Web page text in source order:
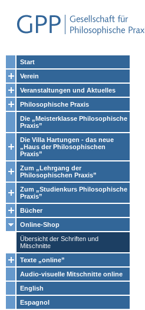
Start
Verein
Veranstaltungen und Aktuelles
Philosophische Praxis
Die „Meisterklasse Philosophische
Praxis”
Die Villa Hartungen - das neue
„Haus der Philosophischen
Praxis”
Zum „Lehrgang der
Philosophischen Praxis”
Zum „Studienkurs Philosophische
Praxis”
Bücher
Online-Shop
Übersicht der Schriften und
Mitschnitte
Texte „online”
Audio-visuelle Mitschnitte online
English
Espagnol